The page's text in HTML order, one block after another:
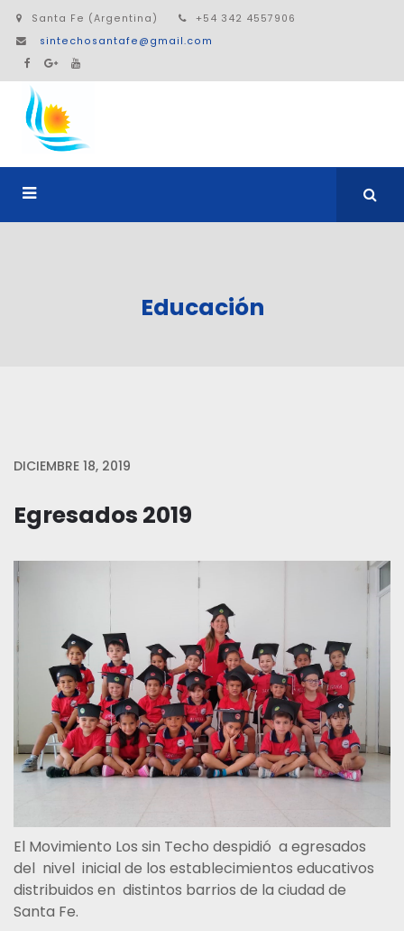
Santa Fe (Argentina)
+54 342 4557906
sintechosantafe@gmail.com
Educación
DICIEMBRE 18, 2019
Egresados 2019
El Movimiento Los sin Techo despidió a egresados
del nivel inicial de los establecimientos educativos
distribuidos en distintos barrios de la ciudad de
Santa Fe.